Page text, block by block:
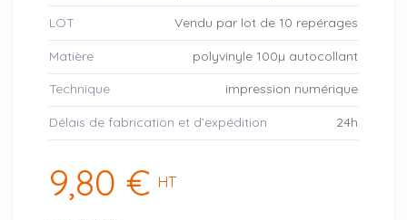
LOT Vendu par lot de 10 repérages
Matière polyvinyle 100µ autocollant
Technique impression numérique
Délais de fabrication et d’expédition 24h
9,80 € HT